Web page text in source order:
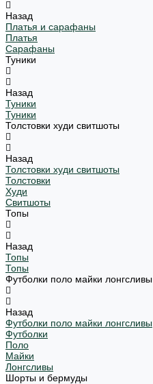
Назад
Платья и сарафаны
Платья
Сарафаны
Туники
Назад
Туники
Туники
Толстовки худи свитшоты
Назад
Толстовки худи свитшоты
Толстовки
Худи
Свитшоты
Топы
Назад
Топы
Топы
Футболки поло майки лонгсливы
Назад
Футболки поло майки лонгсливы
Футболки
Поло
Майки
Лонгсливы
Шорты и бермуды